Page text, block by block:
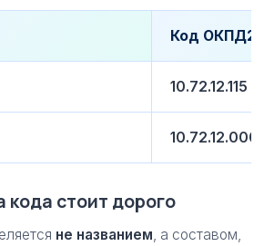
Код ОКПД2
10.72.12.115
10.72.12.000.
стоит дорого
не названием, а составом,